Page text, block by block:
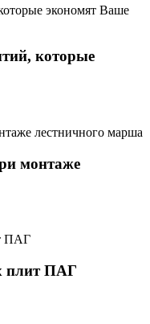
которые
монтаже
плит ПАГ